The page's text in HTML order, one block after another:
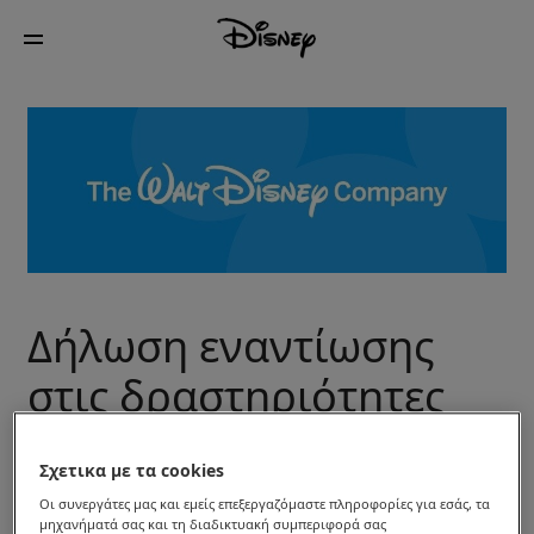
Δήλωση εναντίωσης
στις δραστηριότητες
δεδομένων
Σχετικα με τα cookies
Οι συνεργάτες μας και εμείς επεξεργαζόμαστε πληροφορίες για εσάς, τα
μηχανήματά σας και τη διαδικτυακή συμπεριφορά σας